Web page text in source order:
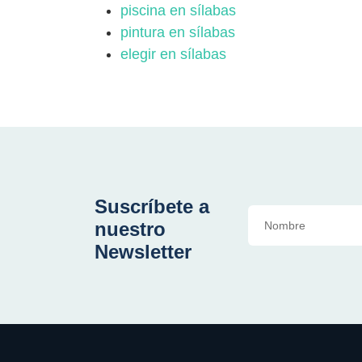
piscina en sílabas
pintura en sílabas
elegir en sílabas
Suscríbete a
nuestro
Newsletter